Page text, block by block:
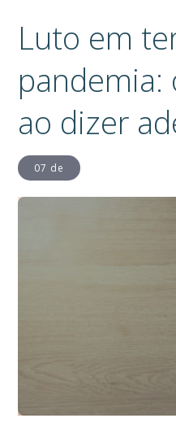
Luto em
pandemia:
ao dizer
07 de